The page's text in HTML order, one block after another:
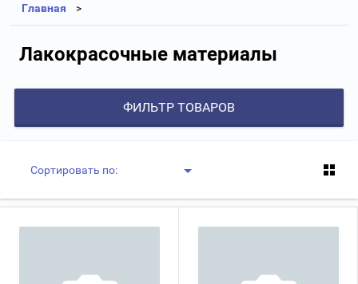
Главная
Лакокрасочные материалы
ФИЛЬТР ТОВАРОВ
Сортировать по: